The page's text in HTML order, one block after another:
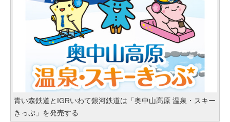
青い森鉄道とIGRいわて銀河鉄道は「奥中山高原 温泉・スキー
きっぷ」を発売する